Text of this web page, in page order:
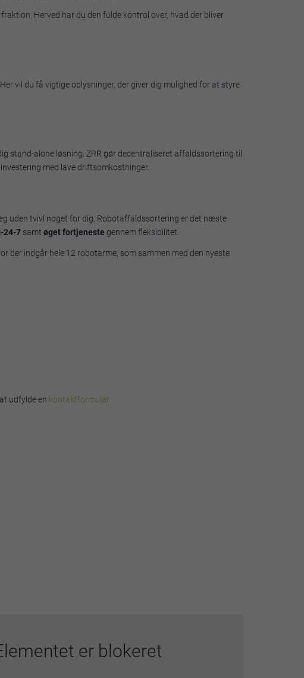
Herved har du den fulde kontrol over, hvad der bliver
vil du få vigtige oplysninger, der giver dig mulighed for at styre
stand-alone løsning. ZRR gør decentraliseret affaldssortering til
med lave driftsomkostninger.
uden tvivl noget for dig. Robotaffaldssortering er det næste
24-7 samt øget fortjeneste gennem fleksibilitet.
der indgår hele 12 robotarme, som sammen med den nyeste
udfylde en kontaktformular.
er blokeret